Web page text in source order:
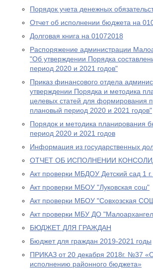
Порядок учета денежных
Отчет об исполнении бюджета на
Долговая книга на 01072018
Распоряжение администрации
"Об утверждении Порядка
период 2020 и 2021 годов"
Приказ финансового отдела
утверждении Порядка и методика
целевых статей для формирования
плановый период 2020 и 2021 годов"
Порядок и методика планирования
период 2020 и 2021 годов
Информация из государственных
ОТЧЕТ ОБ ИСПОЛНЕНИИ
Акт проверки МБДОУ Детский сад 1
Акт проверки МБОУ "Луковская сош"
Акт проверки МБОУ "Совхозская
Акт проверки МБУ ДО
БЮДЖЕТ ДЛЯ ГРАЖДАН
Бюджет для граждан 2019-2021 годы
ПРИКАЗ от 20 декабря 2018г. №37
исполнению районного бюджета»